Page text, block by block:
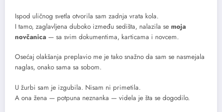
Ispod uličnog svetla otvorila sam zadnja vrata kola.
I tamo, zaglavljena duboko između sedišta, nalazila se moja
novčanica — sa svim dokumentima, karticama i novcem.
Osećaj olakšanja preplavio me je tako snažno da sam se nasmejala
naglas, onako sama sa sobom.
U žurbi sam je izgubila. Nisam ni primetila.
A ona žena — potpuna neznanka — videla je šta se dogodilo.